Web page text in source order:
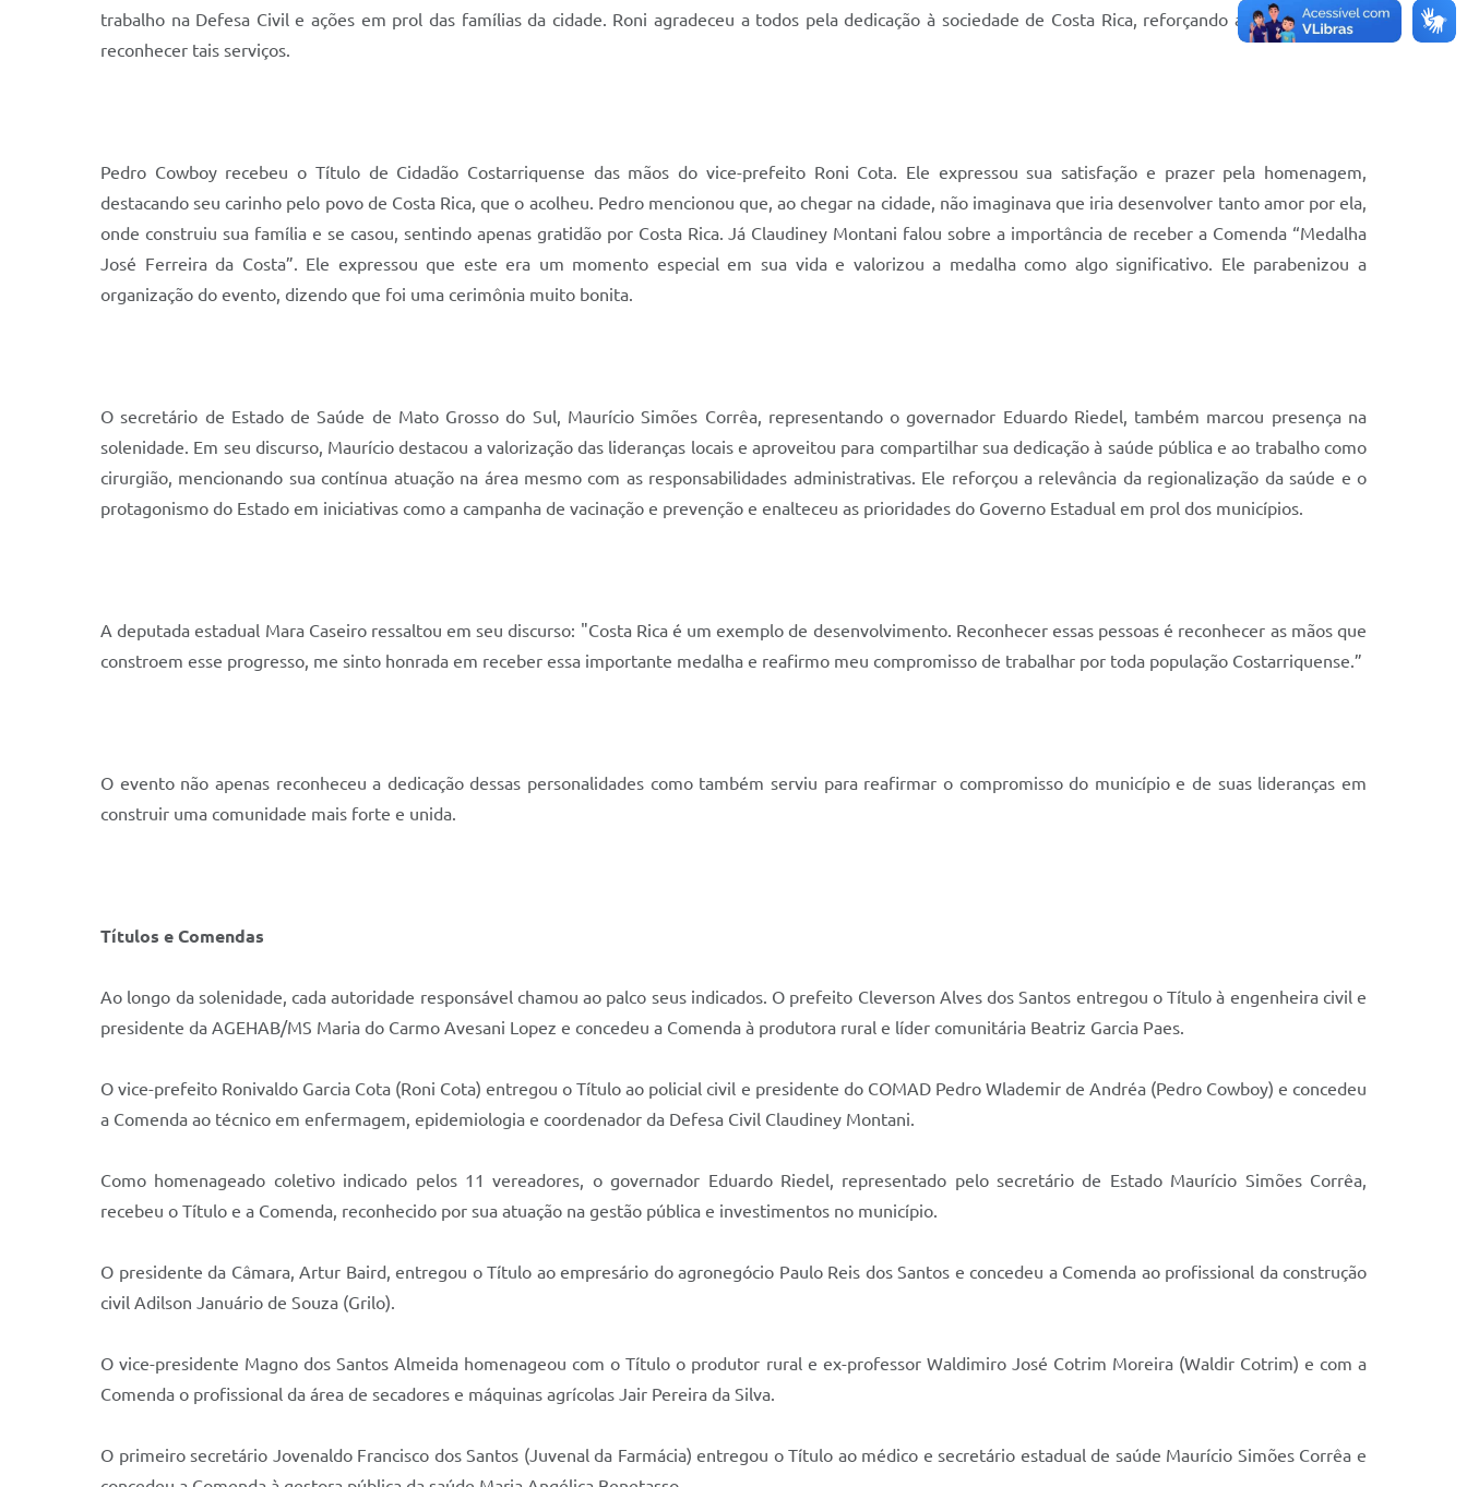
trabalho na Defesa Civil e ações em prol das famílias da cidade. Roni agradeceu a todos pela dedicação à sociedade de Costa Rica, reforçando a importância de
reconhecer tais serviços.
Pedro Cowboy recebeu o Título de Cidadão Costarriquense das mãos do vice-prefeito Roni Cota. Ele expressou sua satisfação e prazer pela homenagem,
destacando seu carinho pelo povo de Costa Rica, que o acolheu. Pedro mencionou que, ao chegar na cidade, não imaginava que iria desenvolver tanto amor por ela,
onde construiu sua família e se casou, sentindo apenas gratidão por Costa Rica. Já Claudiney Montani falou sobre a importância de receber a Comenda “Medalha
José Ferreira da Costa”. Ele expressou que este era um momento especial em sua vida e valorizou a medalha como algo significativo. Ele parabenizou a
organização do evento, dizendo que foi uma cerimônia muito bonita.
O secretário de Estado de Saúde de Mato Grosso do Sul, Maurício Simões Corrêa, representando o governador Eduardo Riedel, também marcou presença na
solenidade. Em seu discurso, Maurício destacou a valorização das lideranças locais e aproveitou para compartilhar sua dedicação à saúde pública e ao trabalho como
cirurgião, mencionando sua contínua atuação na área mesmo com as responsabilidades administrativas. Ele reforçou a relevância da regionalização da saúde e o
protagonismo do Estado em iniciativas como a campanha de vacinação e prevenção e enalteceu as prioridades do Governo Estadual em prol dos municípios.
A deputada estadual Mara Caseiro ressaltou em seu discurso: "Costa Rica é um exemplo de desenvolvimento. Reconhecer essas pessoas é reconhecer as mãos que
constroem esse progresso, me sinto honrada em receber essa importante medalha e reafirmo meu compromisso de trabalhar por toda população Costarriquense.”
O evento não apenas reconheceu a dedicação dessas personalidades como também serviu para reafirmar o compromisso do município e de suas lideranças em
construir uma comunidade mais forte e unida.
Títulos e Comendas
Ao longo da solenidade, cada autoridade responsável chamou ao palco seus indicados. O prefeito Cleverson Alves dos Santos entregou o Título à engenheira civil e
presidente da AGEHAB/MS Maria do Carmo Avesani Lopez e concedeu a Comenda à produtora rural e líder comunitária Beatriz Garcia Paes.
O vice-prefeito Ronivaldo Garcia Cota (Roni Cota) entregou o Título ao policial civil e presidente do COMAD Pedro Wlademir de Andréa (Pedro Cowboy) e concedeu
a Comenda ao técnico em enfermagem, epidemiologia e coordenador da Defesa Civil Claudiney Montani.
Como homenageado coletivo indicado pelos 11 vereadores, o governador Eduardo Riedel, representado pelo secretário de Estado Maurício Simões Corrêa,
recebeu o Título e a Comenda, reconhecido por sua atuação na gestão pública e investimentos no município.
O presidente da Câmara, Artur Baird, entregou o Título ao empresário do agronegócio Paulo Reis dos Santos e concedeu a Comenda ao profissional da construção
civil Adilson Januário de Souza (Grilo).
O vice-presidente Magno dos Santos Almeida homenageou com o Título o produtor rural e ex-professor Waldimiro José Cotrim Moreira (Waldir Cotrim) e com a
Comenda o profissional da área de secadores e máquinas agrícolas Jair Pereira da Silva.
O primeiro secretário Jovenaldo Francisco dos Santos (Juvenal da Farmácia) entregou o Título ao médico e secretário estadual de saúde Maurício Simões Corrêa e